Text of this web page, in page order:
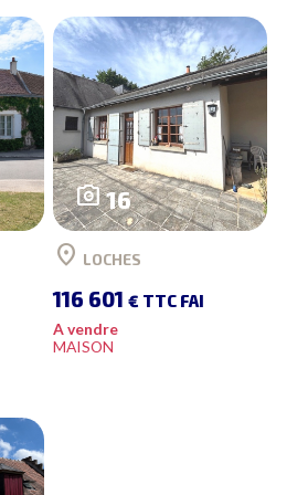
photo_camera16
location_on LOCHES
116 601€ TTC FAI
A vendre
MAISON